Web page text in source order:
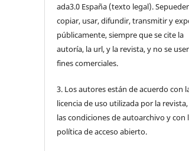
ada3.0 España (texto legal).
copiar, usar, difundir, transmitir y
públicamente, siempre que se cite la
autoría, la url, y la revista, y no se
fines comerciales.
3. Los autores están de acuerdo con
licencia de uso utilizada por la
las condiciones de autoarchivo y con
política de acceso abierto.